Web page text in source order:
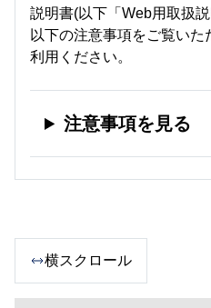
説明書(以下「Web用取扱
以下の注意事項をご覧い
利用ください。
注意事項を見る
横スクロール